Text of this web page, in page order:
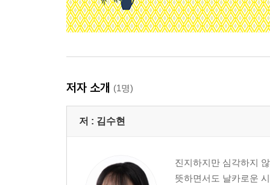
저자 소개 (1명)
저 : 김수현
진지하지만 심각하지
뜻하면서도 날카로운